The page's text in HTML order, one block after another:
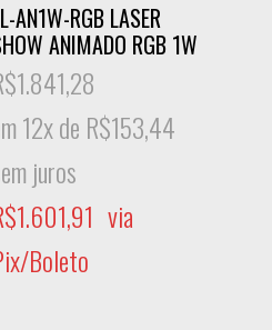
AN1W-RGB LASER
ANIMADO RGB 1W
1.841,28
12x de R$153,44
juros
1.601,91 via
Boleto